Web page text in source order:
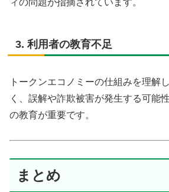
ィの問題が指摘されています。
3. 利用者の教育不足
トークンエコノミーの仕組みを理解
く、誤解や詐欺被害が発生する可能
の教育が重要です。
まとめ